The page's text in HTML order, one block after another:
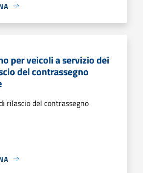
per veicoli a servizio dei
del contrassegno
rilascio del contrassegno